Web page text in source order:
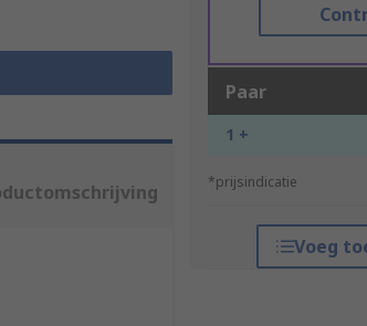
Paar
1 +
*prijsindicatie
Voeg